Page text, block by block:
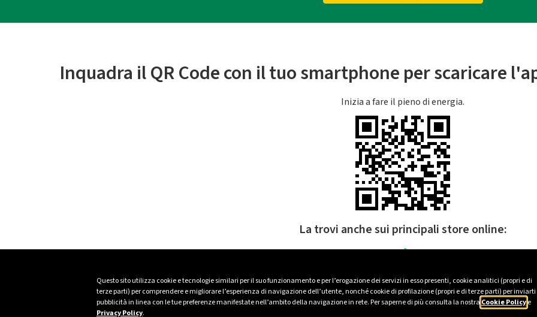
Questo sito utilizza cookie e tecnologie similari per il suo funzionamento e per l’erogazione dei servizi in esso presenti, cookie analitici (propri e di
terze parti) per comprendere e migliorare l’esperienza di navigazione dell’utente, nonché cookie di profilazione (propri e di terze parti) per inviarti
pubblicità in linea con le tue preferenze manifestate nell’ambito della navigazione in rete. Per saperne di più consulta la nostra Cookie Policye
Privacy Policy.
Inquadra il QR Code con il tuo smartphone per scaricare
Inizia a fare il pieno di energia.
La trovi anche sui principali store online: